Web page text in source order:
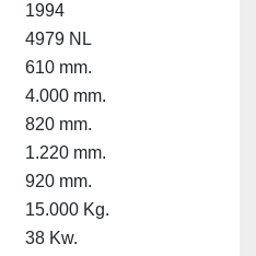
1994
4979 NL
610 mm.
4.000 mm.
820 mm.
1.220 mm.
920 mm.
15.000 Kg.
38 Kw.